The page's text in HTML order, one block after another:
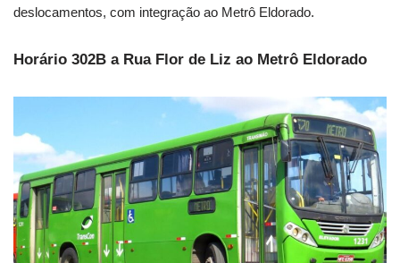
deslocamentos, com integração ao Metrô Eldorado.
Horário 302B a Rua Flor de Liz ao Metrô Eldorado